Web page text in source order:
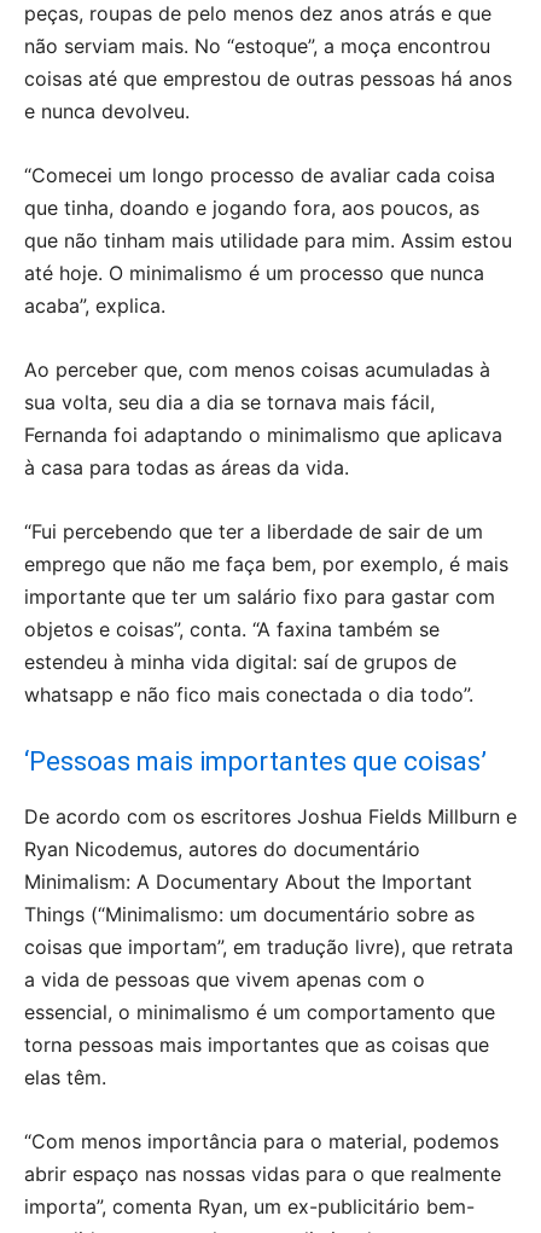
peças, roupas de pelo menos dez anos atrás e que
não serviam mais. No “estoque”, a moça encontrou
coisas até que emprestou de outras pessoas há anos
e nunca devolveu.
“Comecei um longo processo de avaliar cada coisa
que tinha, doando e jogando fora, aos poucos, as
que não tinham mais utilidade para mim. Assim estou
até hoje. O minimalismo é um processo que nunca
acaba”, explica.
Ao perceber que, com menos coisas acumuladas à
sua volta, seu dia a dia se tornava mais fácil,
Fernanda foi adaptando o minimalismo que aplicava
à casa para todas as áreas da vida.
“Fui percebendo que ter a liberdade de sair de um
emprego que não me faça bem, por exemplo, é mais
importante que ter um salário fixo para gastar com
objetos e coisas”, conta. “A faxina também se
estendeu à minha vida digital: saí de grupos de
whatsapp e não fico mais conectada o dia todo”.
‘Pessoas mais importantes que coisas’
De acordo com os escritores Joshua Fields Millburn e
Ryan Nicodemus, autores do documentário
Minimalism: A Documentary About the Important
Things (“Minimalismo: um documentário sobre as
coisas que importam”, em tradução livre), que retrata
a vida de pessoas que vivem apenas com o
essencial, o minimalismo é um comportamento que
torna pessoas mais importantes que as coisas que
elas têm.
“Com menos importância para o material, podemos
abrir espaço nas nossas vidas para o que realmente
importa”, comenta Ryan, um ex-publicitário bem-